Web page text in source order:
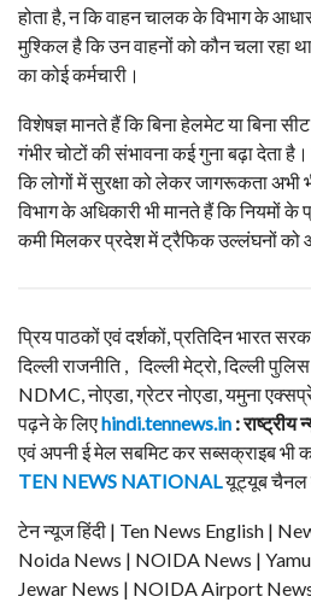
होता है, न कि वाहन चालक के विभाग के
मुश्किल है कि उन वाहनों को कौन चला रहा
का कोई कर्मचारी।
विशेषज्ञ मानते हैं कि बिना हेलमेट या बिना
गंभीर चोटों की संभावना कई गुना बढ़ा देता
कि लोगों में सुरक्षा को लेकर जागरूकता अभी
विभाग के अधिकारी भी मानते हैं कि नियमों के
कमी मिलकर प्रदेश में ट्रैफिक उल्लंघनों को
प्रिय पाठकों एवं दर्शकों, प्रतिदिन भारत
दिल्ली राजनीति , दिल्ली मेट्रो, दिल्ली
NDMC, नोएडा, ग्रेटर नोएडा, यमुना
पढ़ने के लिएhindi.tennews.in : राष्ट्रीय
एवं अपनी ई मेल सबमिट कर सब्सक्राइब भी
TEN NEWS NATIONAL यूट्यूब चैनल
टेन न्यूज हिंदी | Ten News English |
Noida News | NOIDA News |
Jewar News | NOIDA Airport